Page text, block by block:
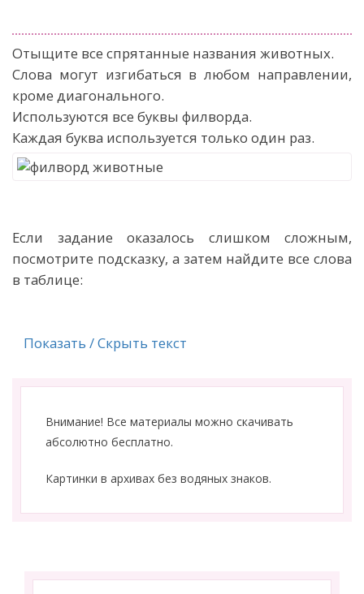
Отыщите все спрятанные названия животных.
Слова могут изгибаться в любом направлении,
кроме диагонального.
Используются все буквы филворда.
Каждая буква используется только один раз.
Если задание оказалось слишком сложным,
посмотрите подсказку, а затем найдите все слова
в таблице:
Показать / Скрыть текст
Внимание! Все материалы можно скачивать
абсолютно бесплатно.
Картинки в архивах без водяных знаков.